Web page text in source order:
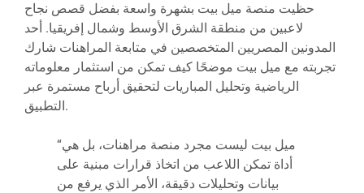
حظيت منصة ميل بيت بشهرة واسعة بفضل قصص نجاح
لاعبين من منطقة الشرق الأوسط وشمال إفريقيا. أحد
المدونين المصريين المتخصصين في متابعة المراهنات شارك
تجربته مع ميل بيت موضحًا كيف تمكن من استثمار معلوماته
الرياضية وتحليل المباريات لتحقيق أرباح مستمرة عبر
التطبيق.
“ميل بيت ليست مجرد منصة مراهنات، بل هي
أداة تمكن اللاعب من اتخاذ قرارات مبنية على
بيانات وتحليلات دقيقة، الأمر الذي يرفع من